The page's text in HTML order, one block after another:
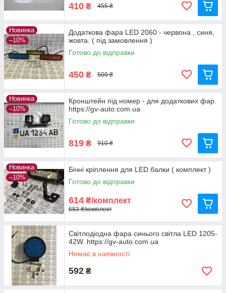
410 ₴ 455 ₴
Новинка
–10%
Додаткова фара LED 2060 - червона , синя,
жовта. ( під замовлення )
Готово до відправки
450 ₴ 500 ₴
Новинка
–10%
Кронштейн під номер - для додаткових фар.
https://gv-auto.com.ua
Готово до відправки
819 ₴ 910 ₴
Новинка
–10%
Бічні кріплення для LED балки ( комплект )
Готово до відправки
614 ₴/комплект
683 ₴/комплект
Світлодіодна фара синього світла LED 1205-
42W. https://gv-auto.com.ua
Немає в наявності
592 ₴